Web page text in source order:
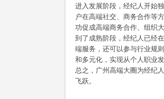
进入发展阶段，经纪人开始
户在高端社交、商务合作等
功促成高端商务合作、组织
到了成熟阶段，经纪人已经
端服务，还可以参与行业规
和多元化，实现从个人职业
总之，广州高端大圈为经纪
飞跃。